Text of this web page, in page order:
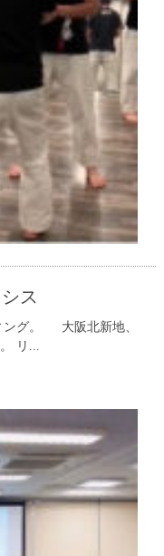
ス
ング。 大阪北新地、
リ...